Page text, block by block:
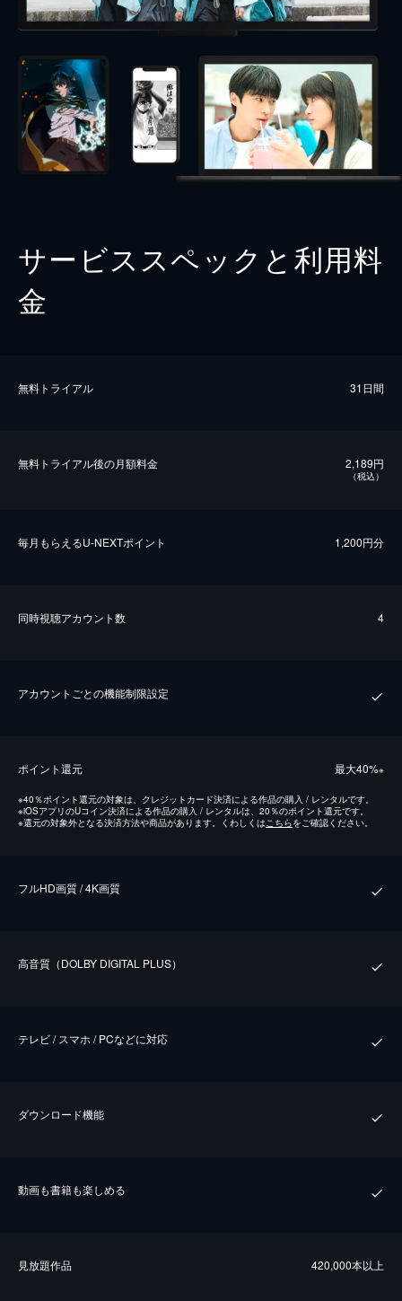
サービススペックと利用料
金
無料トライアル 31日間
無料トライアル後の⽉額料金 2,189円
（税込）
毎⽉もらえるU-NEXTポイント 1,200円分
同時視聴アカウント数 4
アカウントごとの機能制限設定
ポイント還元 最⼤40%※
※40％ポイント還元の対象は、クレジットカード決済による作品の購入 / レンタルです。
※iOSアプリのUコイン決済による作品の購入 / レンタルは、20％のポイント還元です。
※還元の対象外となる決済方法や商品があります。くわしくはこちらをご確認ください。
フルHD画質 / 4K画質
⾼⾳質（DOLBY DIGITAL PLUS）
テレビ / スマホ / PCなどに対応
ダウンロード機能
動画も書籍も楽しめる
⾒放題作品 420,000本以上